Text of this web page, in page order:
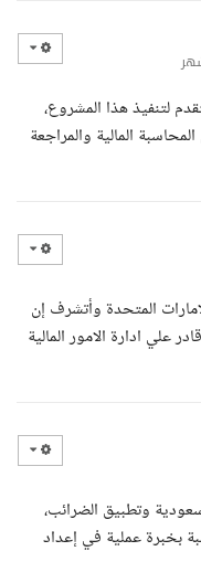
لتنفيذ هذا المشروع،
في المحاسبة المالية والمراجعة
مالي ٢١ عاما في الامارات المتحدة وأتشرف إن
علي ادارة الامور المالية
وتطبيق الضرائب،
بخبرة عملية في إعداد